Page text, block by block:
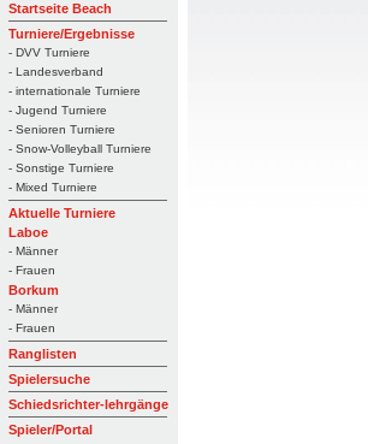
Startseite Beach
Turniere/Ergebnisse
- DVV Turniere
- Landesverband
- internationale Turniere
- Jugend Turniere
- Senioren Turniere
- Snow-Volleyball Turniere
- Sonstige Turniere
- Mixed Turniere
Aktuelle Turniere
Laboe
- Männer
- Frauen
Borkum
- Männer
- Frauen
Ranglisten
Spielersuche
Schiedsrichter-lehrgänge
Spieler/Portal